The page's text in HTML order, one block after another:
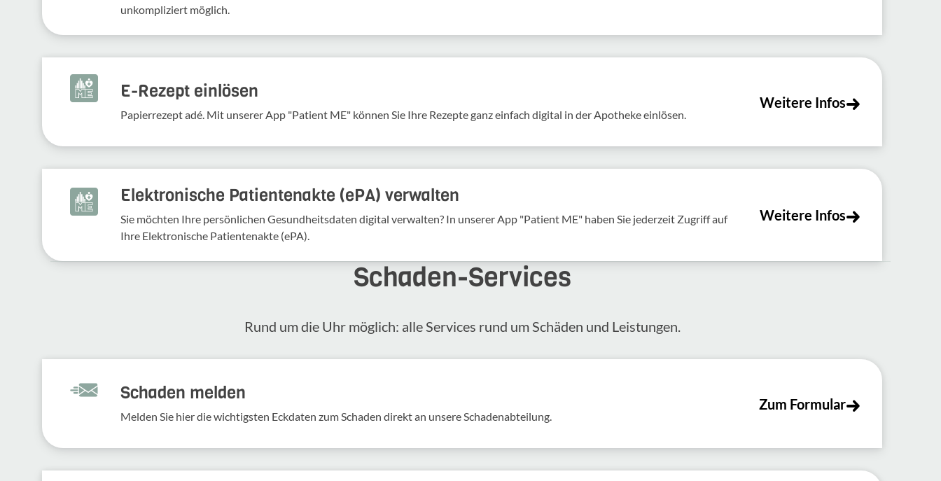
unkompliziert möglich.
E-Rezept einlösen
Papierrezept adé. Mit unserer App "Patient ME" können Sie Ihre Rezepte ganz einfach digital in der Apotheke einlösen.
Weitere Infos
Elektronische Patientenakte (ePA) verwalten
Sie möchten Ihre persönlichen Gesundheitsdaten digital verwalten? In unserer App "Patient ME" haben Sie jederzeit Zugriff auf
Ihre Elektronische Patientenakte (ePA).
Weitere Infos
Schaden-​Services
Rund um die Uhr möglich: alle Services rund um Schäden und Leis­tungen.
Schaden melden
Melden Sie hier die wich­tigsten Eckdaten zum Schaden direkt an unsere Scha­den­ab­tei­lung.
Zum Formular